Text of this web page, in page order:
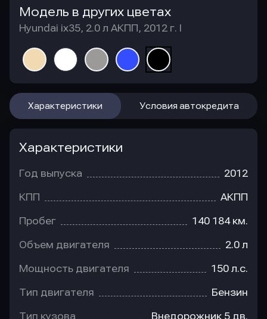
Модель в других цветах
Hyundai ix35, 2.0 л АКПП, 2012 г. I
Характеристики Условия автокредита
Характеристики
Год выпуска 2012
КПП АКПП
Пробег 140 184 км.
Объем двигателя 2.0 л
Мощность двигателя 150 л.с.
Тип двигателя Бензин
Тип кузова Внедорожник 5 дв.